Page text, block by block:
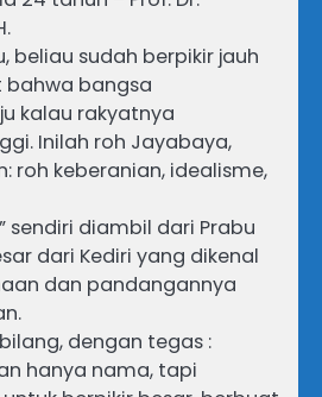
beliau sudah berpikir jauh
bahwa bangsa
kalau rakyatnya
Inilah roh Jayabaya,
roh keberanian, idealisme,
sendiri diambil dari Prabu
dari Kediri yang dikenal
dan pandangannya
dengan tegas :
hanya nama, tapi